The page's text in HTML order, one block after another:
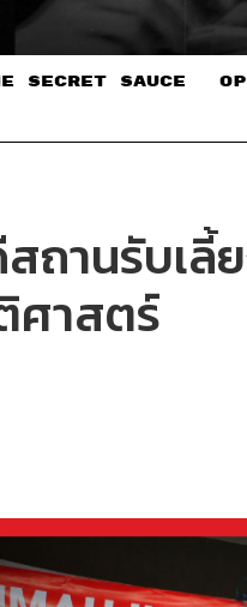
SECRET SAUCE​
ถานรับเ
ศาสตร์